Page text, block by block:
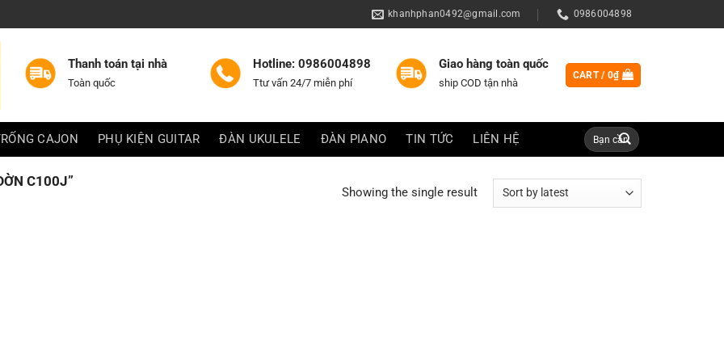
khanhphan0492@gmail.com 0986004898
Thanh toán tại nhà
Toàn quốc
Hotline: 0986004898
Ttư vấn 24/7 miễn phí
Giao hàng toàn quốc
ship COD tận nhà
CART / 0₫
CAJON PHỤ KIỆN GUITAR ĐÀN UKULELE ĐÀN PIANO TIN TỨC LIÊN HỆ
Search
for:
C100J”
Showing the single result